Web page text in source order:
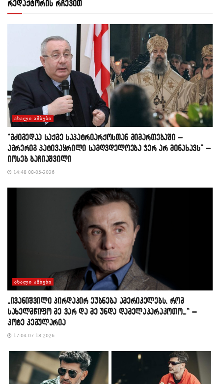
რედაქტორის რჩევით
ᲐᲮᲐᲚᲘ ᲐᲛᲑᲔᲑᲘ
“მძიმედაა საქმე საპატრიარქოსთან მიმართებაში –
აგრერიგ პატივაყრილი სამღვდელოება ჯერ არ მინახავს” –
იოსებ ბაჩიაშვილი
14:48 08-05-2026
ᲐᲮᲐᲚᲘ ᲐᲛᲑᲔᲑᲘ
„ივანიშვილი პირდაპირ ეუბნება ამერიკელებს, რომ
სახელმწიფო მე ვარ და მე უნდა დამელაპარაკოთო…“ –
კოტე კემულარია
17:04 07-18-2026